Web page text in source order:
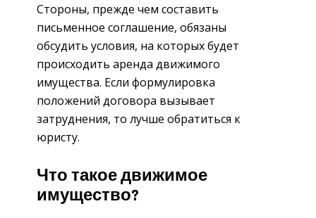
Стороны, прежде чем составить
письменное соглашение, обязаны
обсудить условия, на которых будет
происходить аренда движимого
имущества. Если формулировка
положений договора вызывает
затруднения, то лучше обратиться к
юристу.
Что такое движимое
имущество?